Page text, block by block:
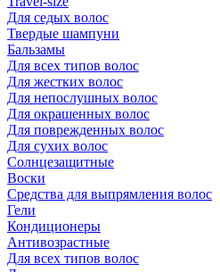
Для седых волос
Твердые шампуни
Бальзамы
Для всех типов волос
Для жестких волос
Для непослушных волос
Для окрашенных волос
Для поврежденных волос
Для сухих волос
Солнцезащитные
Воски
Средства для выпрямления волос
Гели
Кондиционеры
Антивозрастные
Для всех типов волос